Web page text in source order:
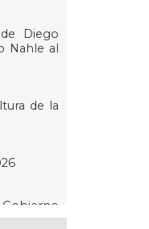
Diego
Nahle al
de la
Gobierno
y